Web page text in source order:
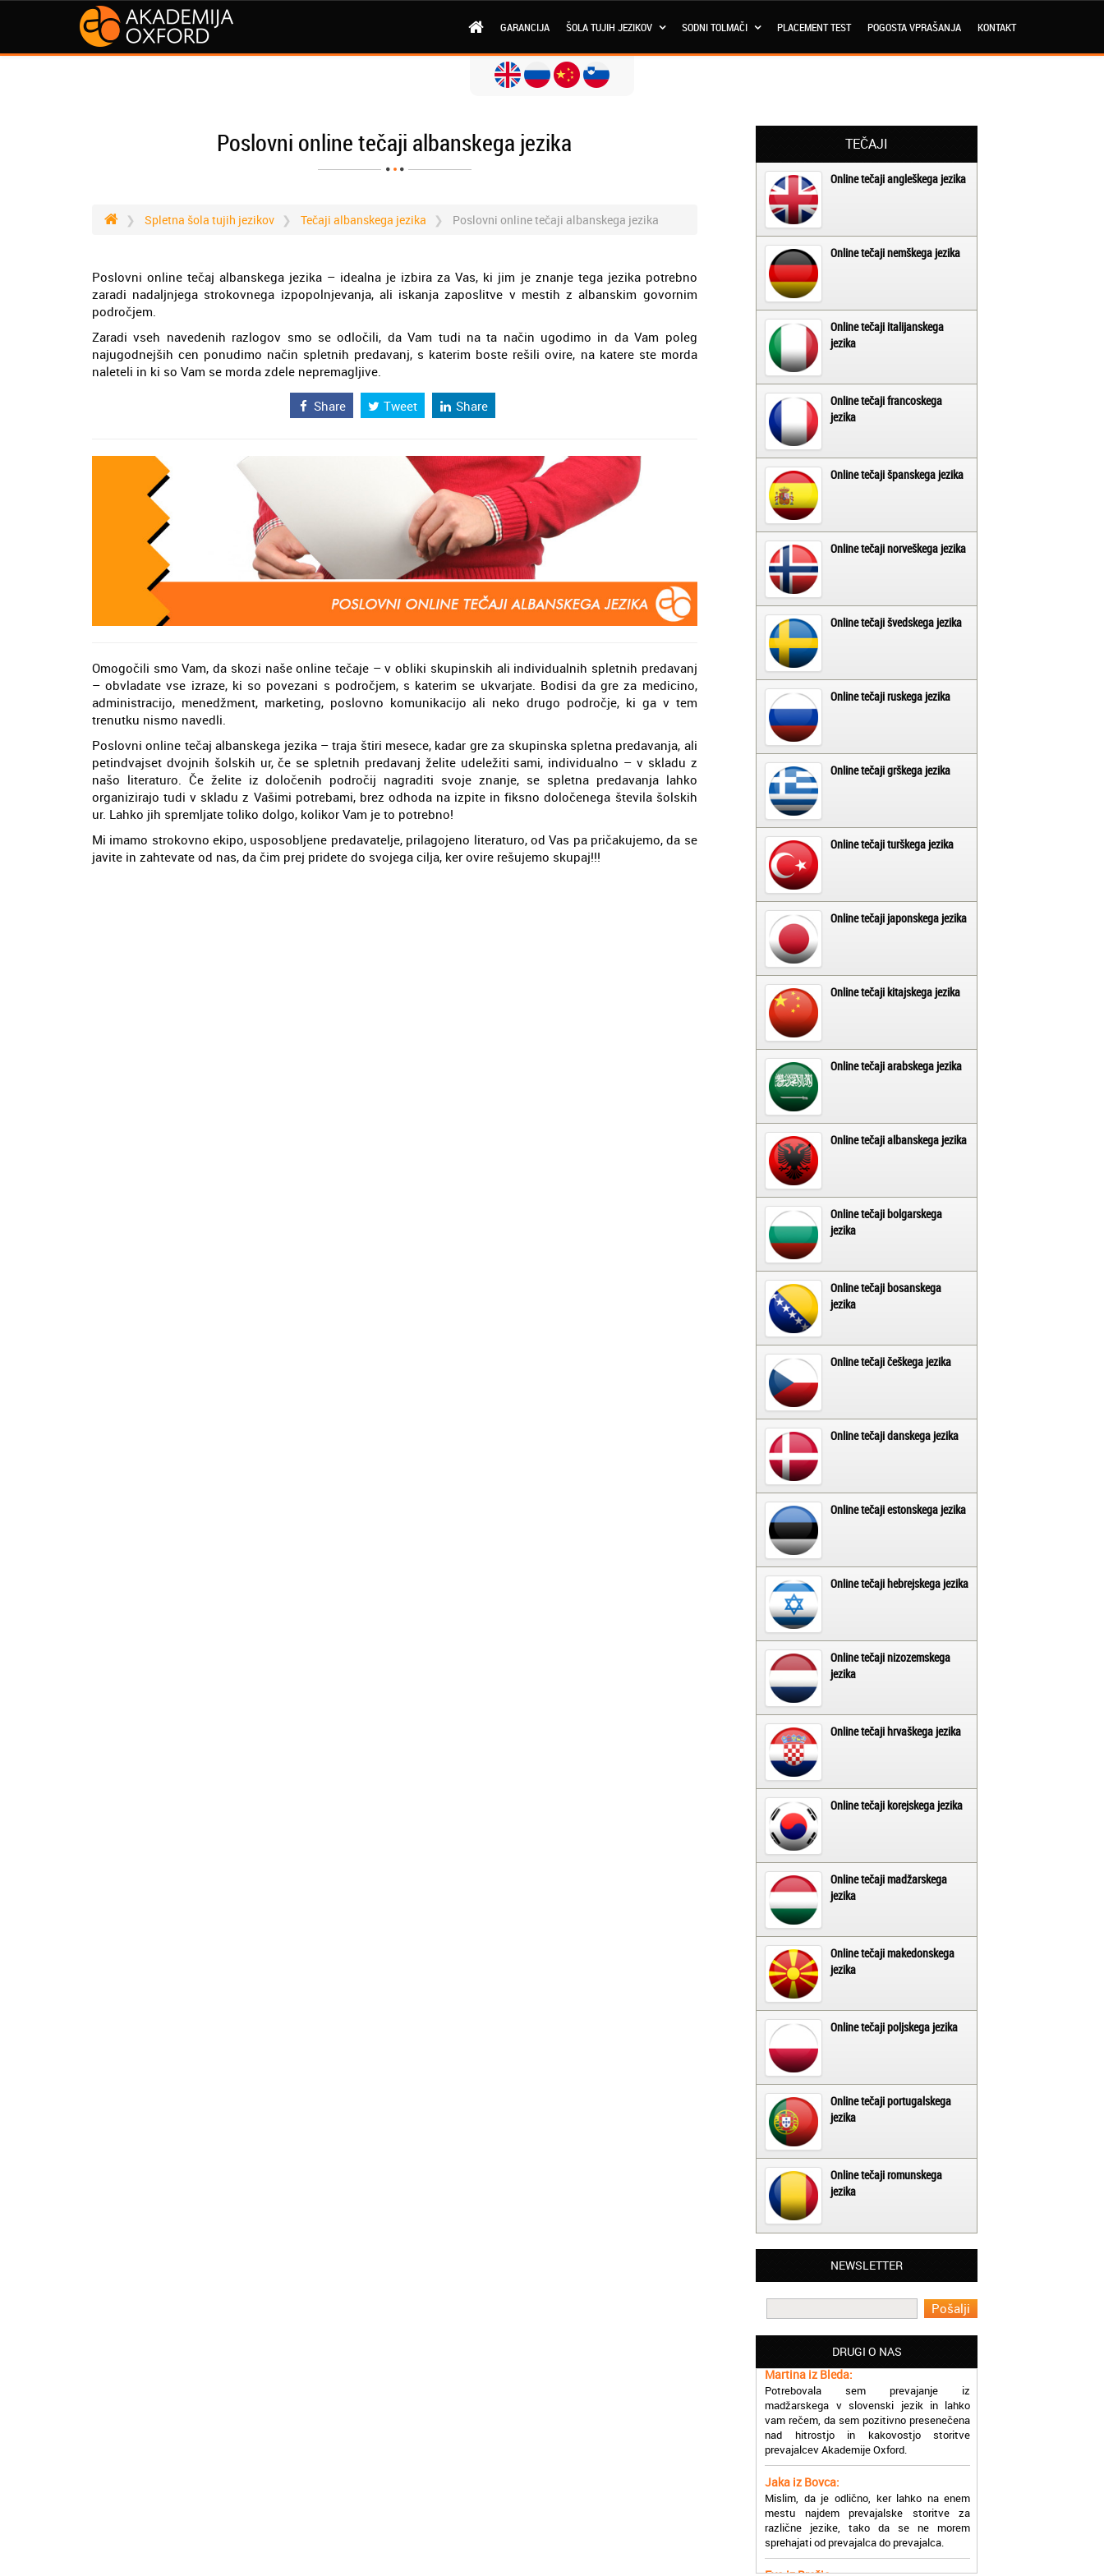
GARANCIJA ŠOLA TUJIH JEZIKOV SODNI TOLMAČI PLACEMENT TEST POGOSTA VPRAŠANJA KONTAKT
Poslovni online tečaji albanskega jezika
Spletna šola tujih jezikov Tečaji albanskega jezika Poslovni online tečaji albanskega jezika
Poslovni online tečaj albanskega jezika – idealna je izbira za Vas, ki jim je znanje tega jezika potrebno
zaradi nadaljnjega strokovnega izpopolnjevanja, ali iskanja zaposlitve v mestih z albanskim govornim
področjem.
Zaradi vseh navedenih razlogov smo se odločili, da Vam tudi na ta način ugodimo in da Vam poleg
najugodnejših cen ponudimo način spletnih predavanj, s katerim boste rešili ovire, na katere ste morda
naleteli in ki so Vam se morda zdele nepremagljive.
Share Tweet Share
Omogočili smo Vam, da skozi naše online tečaje – v obliki skupinskih ali individualnih spletnih predavanj
– obvladate vse izraze, ki so povezani s področjem, s katerim se ukvarjate. Bodisi da gre za medicino,
administracijo, menedžment, marketing, poslovno komunikacijo ali neko drugo področje, ki ga v tem
trenutku nismo navedli.
Poslovni online tečaj albanskega jezika – traja štiri mesece, kadar gre za skupinska spletna predavanja, ali
petindvajset dvojnih šolskih ur, če se spletnih predavanj želite udeležiti sami, individualno – v skladu z
našo literaturo. Če želite iz določenih področij nagraditi svoje znanje, se spletna predavanja lahko
organizirajo tudi v skladu z Vašimi potrebami, brez odhoda na izpite in fiksno določenega števila šolskih
ur. Lahko jih spremljate toliko dolgo, kolikor Vam je to potrebno!
Mi imamo strokovno ekipo, usposobljene predavatelje, prilagojeno literaturo, od Vas pa pričakujemo, da se
javite in zahtevate od nas, da čim prej pridete do svojega cilja, ker ovire rešujemo skupaj!!!
TEČAJI
Online tečaji angleškega jezika
Online tečaji nemškega jezika
Online tečaji italijanskega
jezika
Online tečaji francoskega
jezika
Online tečaji španskega jezika
Online tečaji norveškega jezika
Online tečaji švedskega jezika
Online tečaji ruskega jezika
Online tečaji grškega jezika
Online tečaji turškega jezika
Online tečaji japonskega jezika
Online tečaji kitajskega jezika
Online tečaji arabskega jezika
Online tečaji albanskega jezika
Online tečaji bolgarskega
jezika
Online tečaji bosanskega
jezika
Online tečaji češkega jezika
Online tečaji danskega jezika
Online tečaji estonskega jezika
Online tečaji hebrejskega jezika
Online tečaji nizozemskega
jezika
Online tečaji hrvaškega jezika
Online tečaji korejskega jezika
Online tečaji madžarskega
jezika
Online tečaji makedonskega
jezika
Online tečaji poljskega jezika
Online tečaji portugalskega
jezika
Online tečaji romunskega
jezika
NEWSLETTER
DRUGI O NAS
Matjaž iz Ajdovščine:
Lahko pohvalim vse zaposlene v Akademiji
prevajalske storitve opravljajo hitro in
učinkoviti.
Martina iz Bleda:
Potrebovala sem prevajanje iz
madžarskega v slovenski jezik in lahko
vam rečem, da sem pozitivno presenečena
nad hitrostjo in kakovostjo storitve
prevajalcev Akademije Oxford.
Jaka iz Bovca:
Mislim, da je odlično, ker lahko na enem
mestu najdem prevajalske storitve za
različne jezike, tako da se ne morem
sprehajati od prevajalca do prevajalca.
Eva iz Brežic:
Nujno sem potrebovala prevod v francoski